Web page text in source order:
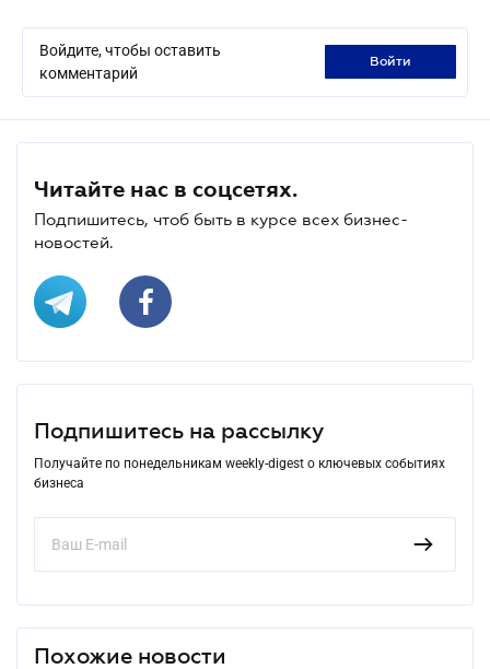
Войдите, чтобы оставить
комментарий
войти
Читайте нас в соцсетях.
Подпишитесь, чтоб быть в курсе всех бизнес-
новостей.
Подпишитесь на рассылку
Получайте по понедельникам weekly-digest о ключевых событиях
бизнеса
Похожие новости